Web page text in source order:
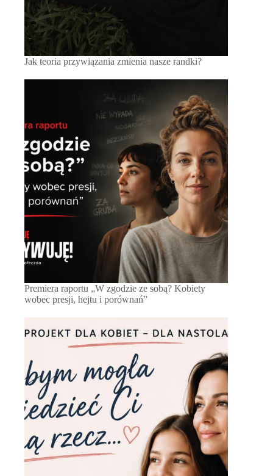
Jak teoria przywiązania zmienia nasze randki?
Premiera raportu „W zgodzie ze sobą? Kobiety
wobec presji, hejtu i porównań”